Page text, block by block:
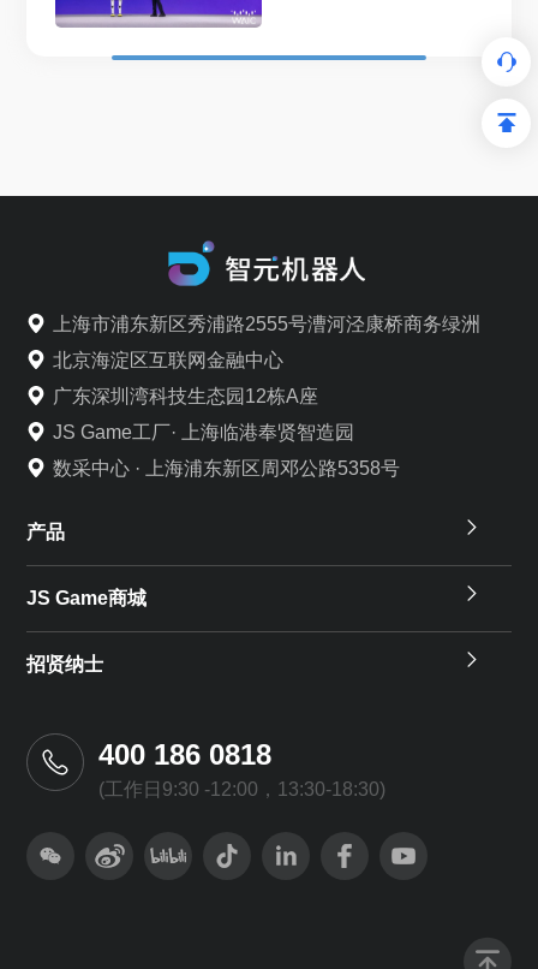
上海市浦东新区秀浦路2555号漕河泾康桥商务绿洲
北京海淀区互联网金融中心
广东深圳湾科技生态园12栋A座
JS Game工厂· 上海临港奉贤智造园
数采中心 · 上海浦东新区周邓公路5358号
产品
JS Game商城
招贤纳士
400 186 0818
(工作日9:30 -12:00，13:30-18:30)